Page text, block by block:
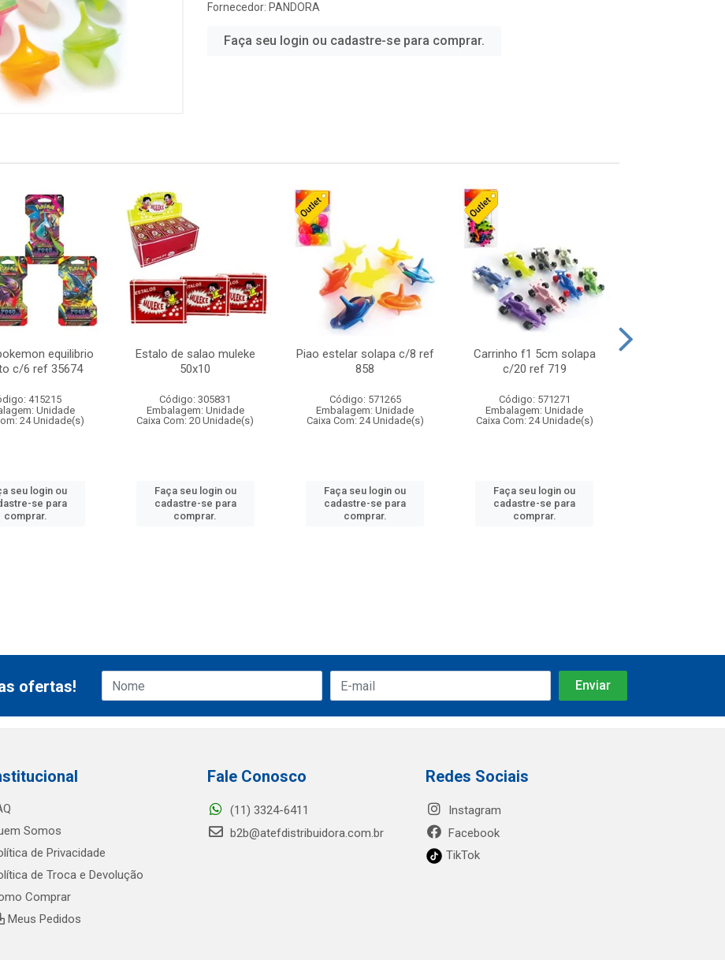
Fornecedor: PANDORA
Faça seu login ou cadastre-se para comprar.
equilibrio
c/6 ref 35674
415215
Unidade
24 Unidade(s)
seu login ou
se para
comprar.
Estalo de salao muleke
50x10
Código: 305831
Embalagem: Unidade
Caixa Com: 20 Unidade(s)
Faça seu login ou
cadastre-se para
comprar.
Piao estelar solapa c/8 ref
858
Código: 571265
Embalagem: Unidade
Caixa Com: 24 Unidade(s)
Faça seu login ou
cadastre-se para
comprar.
Carrinho f1 5cm solapa
c/20 ref 719
Código: 571271
Embalagem: Unidade
Caixa Com: 24 Unidade(s)
Faça seu login ou
cadastre-se para
comprar.
ofertas!
Somos
de Privacidade
de Troca e Devolução
Comprar
Meus Pedidos
Fale Conosco
(11) 3324-6411
b2b@atefdistribuidora.com.br
Redes Sociais
Instagram
Facebook
TikTok